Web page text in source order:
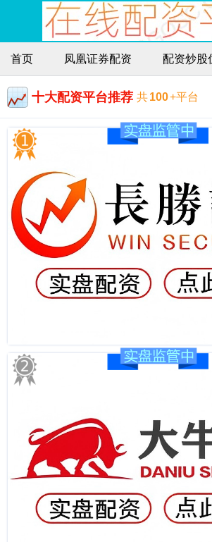
首页 凤凰证券配资 配资炒股
十大配资平台推荐 共100+平台